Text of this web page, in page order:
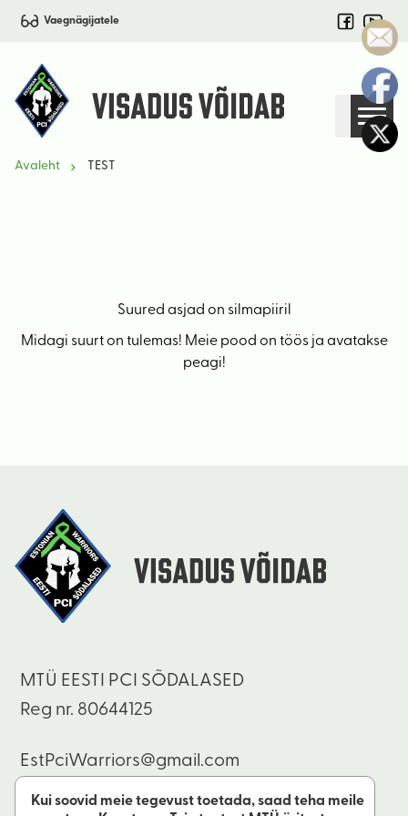
Vaegnägijatele
Avaleht TEST
Suured asjad on silmapiiril
Midagi suurt on tulemas! Meie pood on töös ja avatakse
peagi!
MTÜ EESTI PCI SÕDALASED
Reg nr. 80644125
EstPciWarriors@gmail.com
Kui soovid meie tegevust toetada, saad teha meile